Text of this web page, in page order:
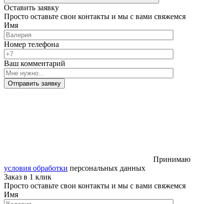
Оставить заявку
Просто оставьте свои контакты и мы с вами свяжемся
Имя
Номер телефона
Ваш комментарий
Отправить заявку
Принимаю
условия обработки персональных данных
Заказ в 1 клик
Просто оставьте свои контакты и мы с вами свяжемся
Имя